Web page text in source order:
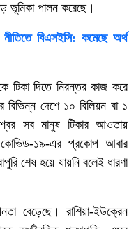
ভূমিকা পালন করেছে।
বিএসইসি: কমেছে অর্থ
টিকা দিতে নিরন্তর কাজ করে
বিভিন্ন দেশে ১০ বিলিয়ন বা ১
সব মানুষ টিকার আওতায়
১৯-এর প্রকোপ আবার
শেষ হয়ে যায়নি বলেই ধারণা
বেড়েছে। রাশিয়া-ইউক্রেন